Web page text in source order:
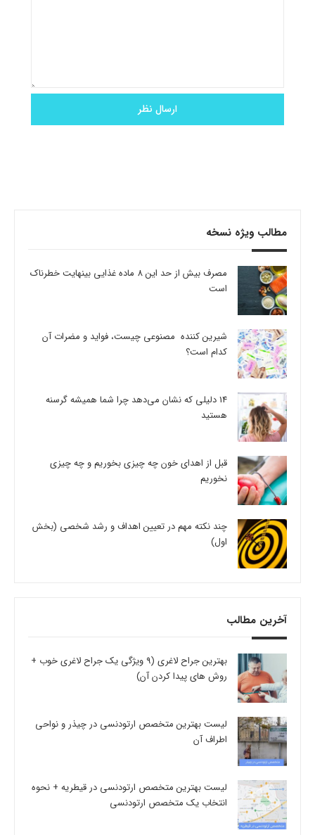
مطالب ویژه نسخه
مصرف بیش از حد این 8 ماده غذایی بینهایت خطرناک
است
شیرین کننده مصنوعی چیست، فواید و مضرات آن
کدام است؟
14 دلیلی که نشان می‌دهد چرا شما همیشه گرسنه
هستید
قبل از اهدای خون چه چیزی بخوریم و چه چیزی
نخوریم
چند نکته مهم در تعیین اهداف و رشد شخصی (بخش
اول)
آخرین مطالب
بهترین جراح لاغری (9 ویژگی یک جراح لاغری خوب +
روش های پیدا کردن آن)
لیست بهترین متخصص ارتودنسی در چیذر و نواحی
اطراف آن
لیست بهترین متخصص ارتودنسی در قیطریه + نحوه
انتخاب یک متخصص ارتودنسی